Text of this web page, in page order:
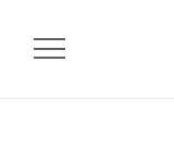
menu